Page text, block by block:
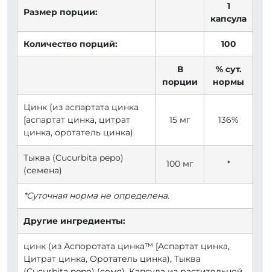
Размер порции:
1
капсула
Количество порций: 100
В
порции
% сут.
нормы
Цинк (из аспартата цинка
[аспартат цинка, цитрат
цинка, оротатель цинка)
15 мг 136%
Тыква (Cucurbita pepo)
(семена)
100 мг *
*Суточная норма не определена.
Другие ингредиенты:
цинк (из Аспоротата цинка™ [Аспартат цинка,
Цитрат цинка, Оротатель цинка), Тыква